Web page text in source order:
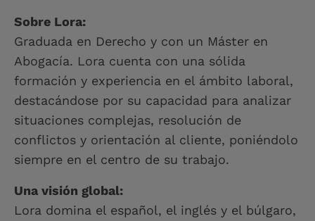
Sobre Lora:
Graduada en Derecho y con un Máster en
Abogacía. Lora cuenta con una sólida
formación y experiencia en el ámbito laboral,
destacándose por su capacidad para analizar
situaciones complejas, resolución de
conflictos y orientación al cliente, poniéndolo
siempre en el centro de su trabajo.
Una visión global:
Lora domina el español, el inglés y el búlgaro,